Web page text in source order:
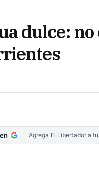
dulce:
Agrega El Libertador a